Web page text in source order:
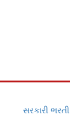
સરકારી ભરતી